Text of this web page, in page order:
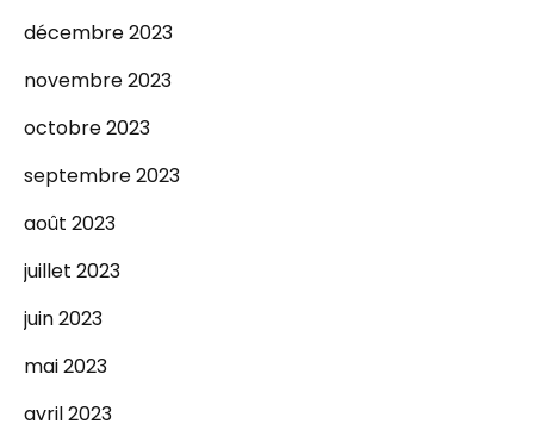
décembre 2023
novembre 2023
octobre 2023
septembre 2023
août 2023
juillet 2023
juin 2023
mai 2023
avril 2023